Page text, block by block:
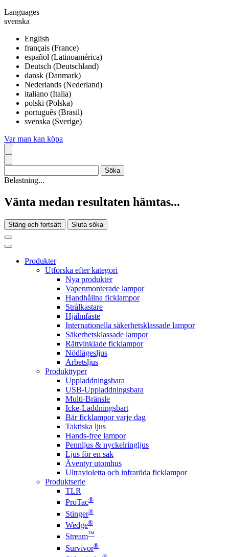
Languages
svenska
English
français (France)
español (Latinoamérica)
Deutsch (Deutschland)
dansk (Danmark)
Nederlands (Nederland)
italiano (Italia)
polski (Polska)
português (Brasil)
svenska (Sverige)
Var man kan köpa
Belastning...
Vänta medan resultaten hämtas...
Stäng och fortsätt Sluta söka
Produkter
Utforska efter kategori
Nya produkter
Vapenmonterade lampor
Handhållna ficklampor
Strålkastare
Hjälmfäste
Internationella säkerhetsklassade lampor
Säkerhetsklassade lampor
Rättvinklade ficklampor
Nödlägesljus
Arbetsljus
Produkttyper
Uppladdningsbara
USB-Uppladdningsbara
Multi-Bränsle
Icke-Laddningsbart
Bär ficklampor varje dag
Taktiska ljus
Hands-free lampor
Pennljus & nyckelringljus
Ljus för en sak
Äventyr utomhus
Ultravioletta och infraröda ficklampor
Produktserie
TLR
ProTac®
Stinger®
Wedge®
Stream™
Survivor®